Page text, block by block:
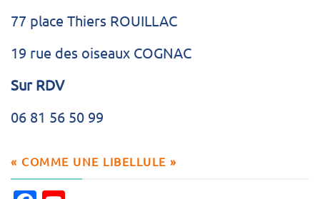
77 place Thiers ROUILLAC
19 rue des oiseaux COGNAC
Sur RDV
06 81 56 50 99
« COMME UNE LIBELLULE »